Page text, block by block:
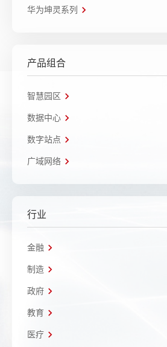
华为坤灵系列
产品组合
智慧园区
数据中心
数字站点
广域网络
行业
金融
制造
政府
教育
医疗